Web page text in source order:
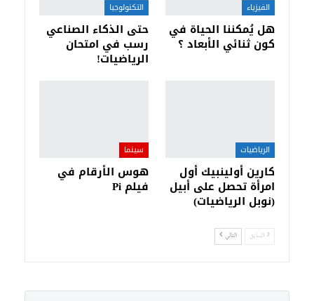
الفيزياء
هل يُمكننا الحياة في
كون ثنائي الأبعاد ؟
التكنولوجيا
حتى الذكاء الصناعي
رسب في امتحان
الرياضيات!
الرياضيات
كارين أولينبيك أول
امرأة تحصل على أبيل
(نوبل الرياضيات)
سينما
هوس الأرقام في
فيلم Pi
السابق التالي